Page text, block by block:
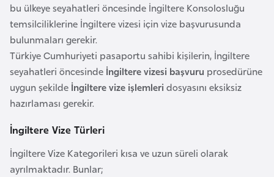
bu ülkeye seyahatleri öncesinde İngiltere Konsolosluğu
temsilciliklerine İngiltere vizesi için vize başvurusunda
bulunmaları gerekir.
Türkiye Cumhuriyeti pasaportu sahibi kişilerin, İngiltere
seyahatleri öncesinde İngiltere vizesi başvuru prosedürüne
uygun şekilde İngiltere vize işlemleri dosyasını eksiksiz
hazırlaması gerekir.
İngiltere Vize Türleri
İngiltere Vize Kategorileri kısa ve uzun süreli olarak
ayrılmaktadır. Bunlar;
B
e
n
i
n
o
s
n